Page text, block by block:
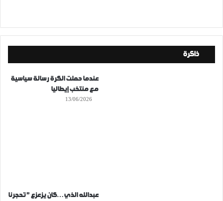
ذاكرة
عندما حملت الكرة رسالة سياسية
مع منتخب إيطاليا
13/06/2026
عبدالله الذي…كان يزعزع ” تحجرنا